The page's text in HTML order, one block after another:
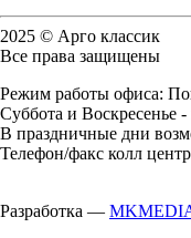
2025 © Арго классик
Все права защищены
Режим работы офиса:
Суббота и Воскресенье
В праздничные дни
Телефон/факс колл
Разработка —